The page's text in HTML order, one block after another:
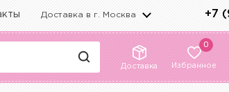
Доставка в г. Москва +7
Доставка
0
Избранное